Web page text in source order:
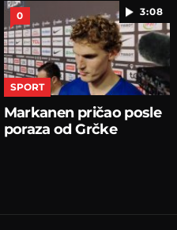
3:08
0
SPORT
Markanen pričao posle
poraza od Grčke